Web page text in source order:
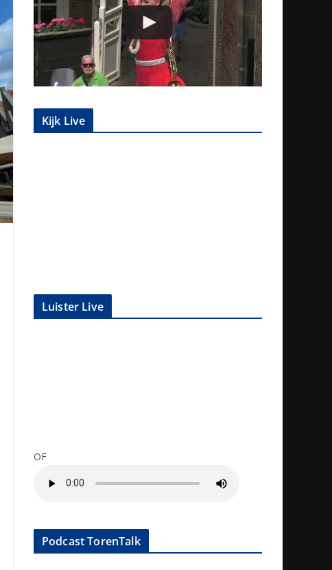
Kijk Live
Luister Live
OF
Podcast TorenTalk